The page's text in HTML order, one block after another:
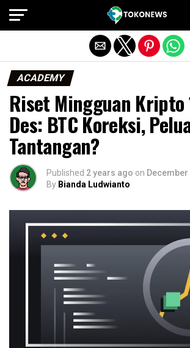
ACADEMY
Riset Mingguan Kripto
Des: BTC Koreksi,
Tantangan?
Published 2 years ago on December
By Bianda Ludwianto
Exit mobile version